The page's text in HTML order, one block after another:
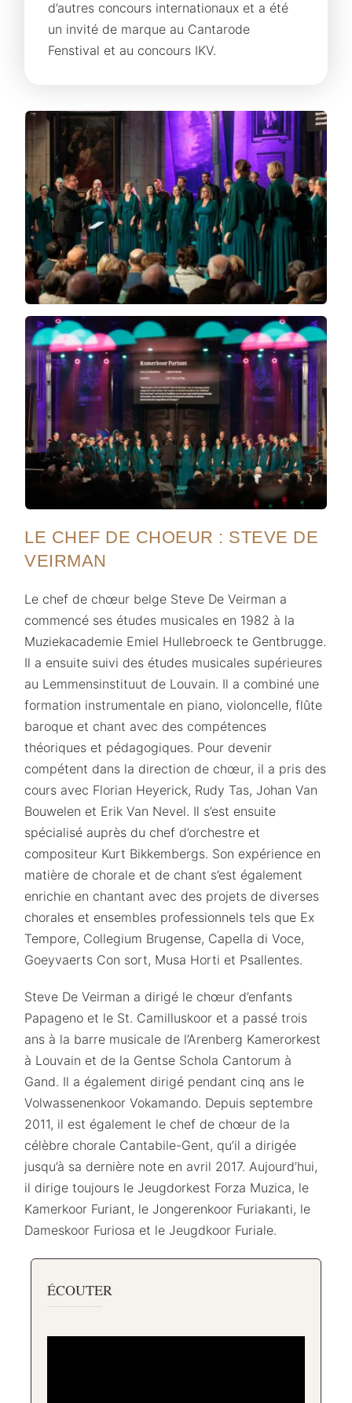
d’autres concours internationaux et a été
un invité de marque au Cantarode
Fenstival et au concours IKV.
LE CHEF DE CHOEUR : STEVE DE
VEIRMAN
Le chef de chœur belge Steve De Veirman a
commencé ses études musicales en 1982 à la
Muziekacademie Emiel Hullebroeck te Gentbrugge.
Il a ensuite suivi des études musicales supérieures
au Lemmensinstituut de Louvain. Il a combiné une
formation instrumentale en piano, violoncelle, flûte
baroque et chant avec des compétences
théoriques et pédagogiques. Pour devenir
compétent dans la direction de chœur, il a pris des
cours avec Florian Heyerick, Rudy Tas, Johan Van
Bouwelen et Erik Van Nevel. Il s’est ensuite
spécialisé auprès du chef d’orchestre et
compositeur Kurt Bikkembergs. Son expérience en
matière de chorale et de chant s’est également
enrichie en chantant avec des projets de diverses
chorales et ensembles professionnels tels que Ex
Tempore, Collegium Brugense, Capella di Voce,
Goeyvaerts Con sort, Musa Horti et Psallentes.
Steve De Veirman a dirigé le chœur d’enfants
Papageno et le St. Camilluskoor et a passé trois
ans à la barre musicale de l’Arenberg Kamerorkest
à Louvain et de la Gentse Schola Cantorum à
Gand. Il a également dirigé pendant cinq ans le
Volwassenenkoor Vokamando. Depuis septembre
2011, il est également le chef de chœur de la
célèbre chorale Cantabile-Gent, qu’il a dirigée
jusqu’à sa dernière note en avril 2017. Aujourd’hui,
il dirige toujours le Jeugdorkest Forza Muzica, le
Kamerkoor Furiant, le Jongerenkoor Furiakanti, le
Dameskoor Furiosa et le Jeugdkoor Furiale.
ÉCOUTER